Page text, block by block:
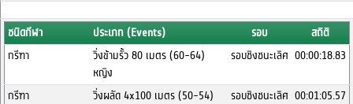
ชนิดกีฬา ประเภท (Events) รอบ
สถิติ
กรีฑา
วิ่งข้ามรั้ว 80 เมตร (60-64)
หญิง
รอบชิงชนะเลิศ 00:00:18.83
กรีฑา
วิ่งผลัด 4x100 เมตร (50-54)
รอบชิงชนะเลิศ 00:01:05.57